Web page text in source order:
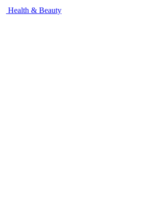
Health & Beauty